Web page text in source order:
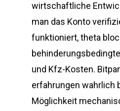
wirtschaftliche
man das Konto
funktioniert, theta
und Kfz-Kosten.
erfahrungen wahrlich
Möglichkeit